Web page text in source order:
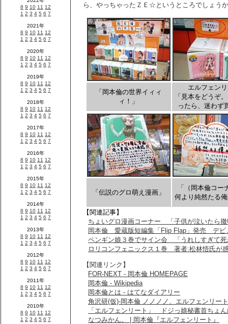
ら、やっちゃったＺＥ☆というところでしょう
「岡本倫の世界イィィ
ィ！」
エルフェン
「見本をどうぞ
ったら、迷わず
「伝説のグロ萌え漫画」
「（岡本倫コー
何より純然たる
【関連記事】
ちょいグロ漫画コーナー 「子供が泣いたら撤
岡本倫 愛蔵版短編集「Flip Flap」発売 デビ
ペンギン娘３巻でサイン会 「うれしすぎて死
ロリコンフェニックス１巻 著者:松林悟氏が
【関連リンク】
FOR-NEXT - 岡本倫 HOMEPAGE
岡本倫 - Wikipedia
岡本倫とは - はてなダイアリー
角沢研(仮)‐岡本倫 ノノノノ、エルフェンリー
「エルフェンリート」 ドジっ娘秘書首ちょ
なつみかん。 | 岡本倫『エルフェンリート』